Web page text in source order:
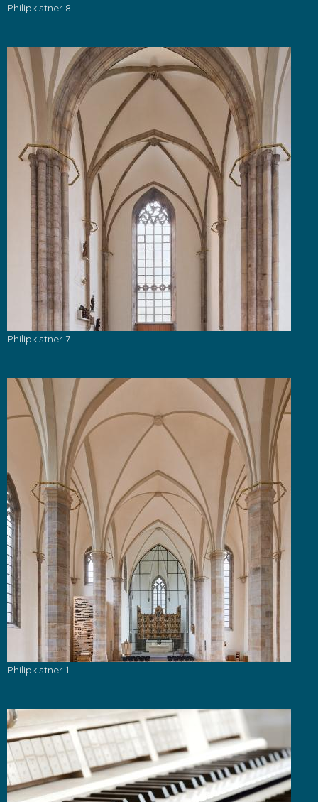
Philipkistner 8
Philipkistner 7
Philipkistner 1